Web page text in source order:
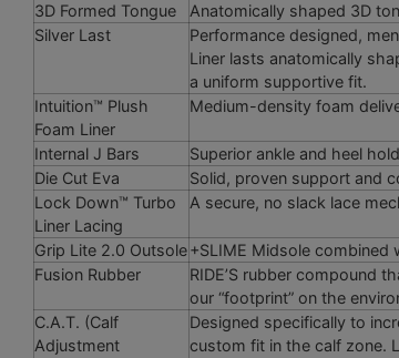
3D Formed Tongue
Anatomically shaped 3D
Silver Last
Performance designed,
Liner lasts anatomically
a uniform supportive fit.
Intuition™ Plush
Foam Liner
Medium-density foam
Internal J Bars
Superior ankle and heel
Die Cut Eva
Solid, proven support and
Lock Down™ Turbo
Liner Lacing
A secure, no slack lace
Grip Lite 2.0 Outsole+SLIME Midsole
Fusion Rubber
RIDE’S rubber compound
our “footprint” on the
C.A.T. (Calf
Adjustment
Designed specifically to
custom fit in the calf zone.